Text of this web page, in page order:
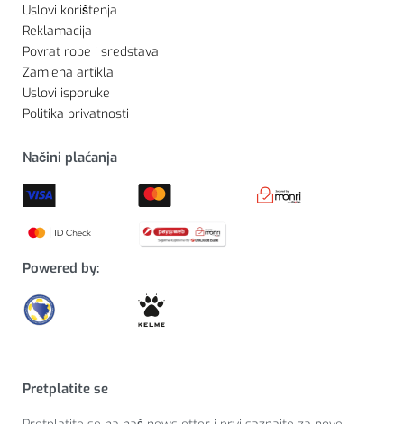
Uslovi korištenja
Reklamacija
Povrat robe i sredstava
Zamjena artikla
Uslovi isporuke
Politika privatnosti
Načini plaćanja
Powered by:
Pretplatite se